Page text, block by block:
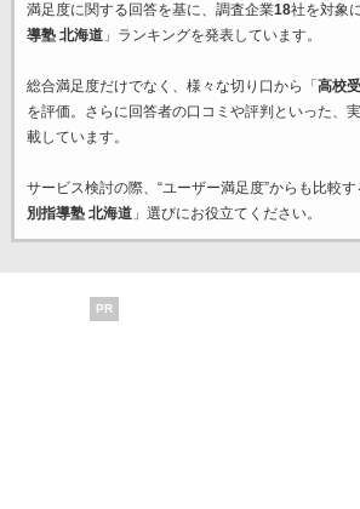
満足度に関する回答を基に、調査企業18社を対象
導塾 北海道」ランキングを発表しています。
総合満足度だけでなく、様々な切り口から「 高校
を評価。さらに回答者の口コミや評判といった、
載しています。
サービス検討の際、“ユーザー満足度”からも比較す
別指導塾 北海道」選びにお役立てください。
PR